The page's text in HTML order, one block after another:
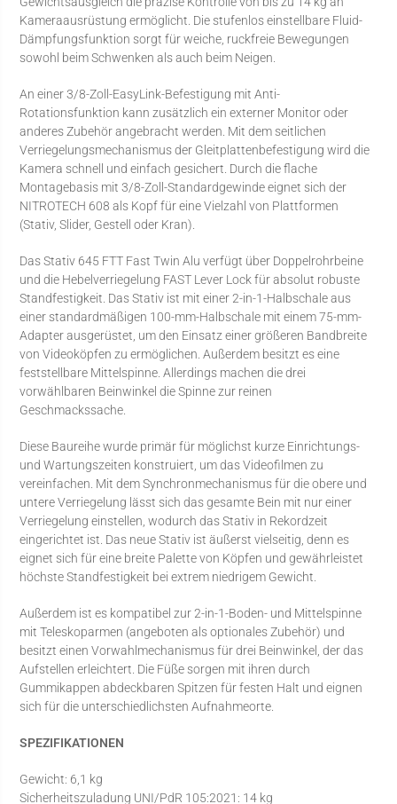
Kameraausrüstung ermöglicht. Die stufenlos einstellbare Fluid-
Dämpfungsfunktion sorgt für weiche, ruckfreie Bewegungen
sowohl beim Schwenken als auch beim Neigen.
An einer 3/8-Zoll-EasyLink-Befestigung mit Anti-
Rotationsfunktion kann zusätzlich ein externer Monitor oder
anderes Zubehör angebracht werden. Mit dem seitlichen
Verriegelungsmechanismus der Gleitplattenbefestigung wird die
Kamera schnell und einfach gesichert. Durch die flache
Montagebasis mit 3/8-Zoll-Standardgewinde eignet sich der
NITROTECH 608 als Kopf für eine Vielzahl von Plattformen
(Stativ, Slider, Gestell oder Kran).
Das Stativ 645 FTT Fast Twin Alu verfügt über Doppelrohrbeine
und die Hebelverriegelung FAST Lever Lock für absolut robuste
Standfestigkeit. Das Stativ ist mit einer 2-in-1-Halbschale aus
einer standardmäßigen 100-mm-Halbschale mit einem 75-mm-
Adapter ausgerüstet, um den Einsatz einer größeren Bandbreite
von Videoköpfen zu ermöglichen. Außerdem besitzt es eine
feststellbare Mittelspinne. Allerdings machen die drei
vorwählbaren Beinwinkel die Spinne zur reinen
Geschmackssache.
Diese Baureihe wurde primär für möglichst kurze Einrichtungs-
und Wartungszeiten konstruiert, um das Videofilmen zu
vereinfachen. Mit dem Synchronmechanismus für die obere und
untere Verriegelung lässt sich das gesamte Bein mit nur einer
Verriegelung einstellen, wodurch das Stativ in Rekordzeit
eingerichtet ist. Das neue Stativ ist äußerst vielseitig, denn es
eignet sich für eine breite Palette von Köpfen und gewährleistet
höchste Standfestigkeit bei extrem niedrigem Gewicht.
Außerdem ist es kompatibel zur 2-in-1-Boden- und Mittelspinne
mit Teleskoparmen (angeboten als optionales Zubehör) und
besitzt einen Vorwahlmechanismus für drei Beinwinkel, der das
Aufstellen erleichtert. Die Füße sorgen mit ihren durch
Gummikappen abdeckbaren Spitzen für festen Halt und eignen
sich für die unterschiedlichsten Aufnahmeorte.
SPEZIFIKATIONEN
Gewicht: 6,1 kg
Sicherheitszuladung UNI/PdR 105:2021: 14 kg